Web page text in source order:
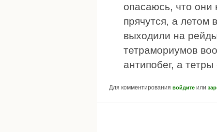
опасаюсь, что они
прячутся, а летом
выходили на
тетрамориумов
антипобег, а
Для комментирования войдите или